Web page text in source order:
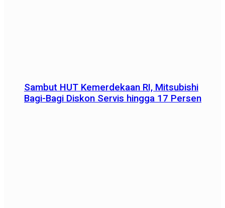
Sambut HUT Kemerdekaan RI, Mitsubishi
Bagi-Bagi Diskon Servis hingga 17 Persen